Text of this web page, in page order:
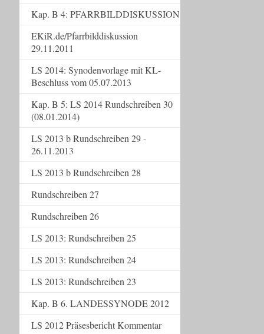
Kap. B 4: PFARRBILDDISKUSSION
EKiR.de/Pfarrbilddiskussion
29.11.2011
LS 2014: Synodenvorlage mit KL-
Beschluss vom 05.07.2013
Kap. B 5: LS 2014 Rundschreiben 30
(08.01.2014)
LS 2013 b Rundschreiben 29 -
26.11.2013
LS 2013 b Rundschreiben 28
Rundschreiben 27
Rundschreiben 26
LS 2013: Rundschreiben 25
LS 2013: Rundschreiben 24
LS 2013: Rundschreiben 23
Kap. B 6. LANDESSYNODE 2012
LS 2012 Präsesbericht Kommentar